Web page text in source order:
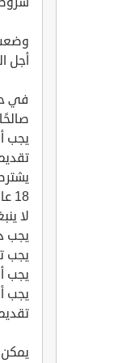
أجل
في
يجب
18 عامًا.
لا
يجب
يجب
يجب
يجب
يمكن